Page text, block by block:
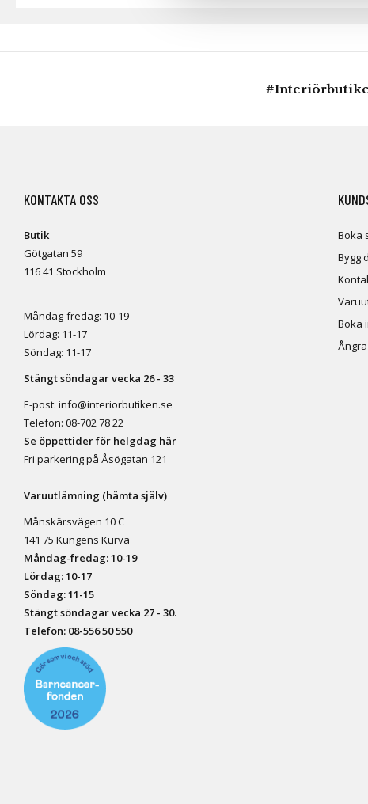
KONTAKTA OSS
Butik
Götgatan 59
116 41 Stockholm
Måndag-fredag: 10-19
Lördag: 11-17
Söndag: 11-17
Stängt söndagar vecka 26 - 33
E-post: info@interiorbutiken.se
Telefon: 08-702 78 22
Se öppettider för helgdag här
Fri parkering på Åsögatan 121
Varuutlämning (hämta själv)
Månskärsvägen 10 C
141 75 Kungens Kurva
Måndag-fredag: 10-19
Lördag: 10-17
Söndag: 11-15
Stängt söndagar vecka 27 - 30.
Telefon: 08-556 50 550
Boka
Bygg
Boka